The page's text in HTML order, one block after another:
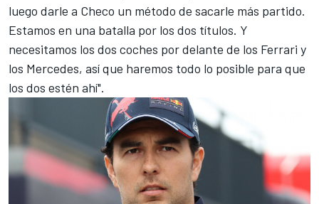
luego darle a Checo un método de sacarle más partido.
Estamos en una batalla por los dos títulos. Y
necesitamos los dos coches por delante de los Ferrari y
los Mercedes, así que haremos todo lo posible para que
los dos estén ahí".